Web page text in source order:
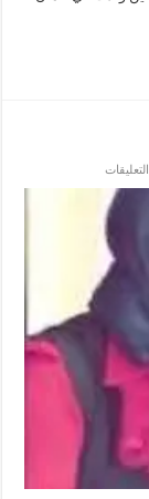
التعليقات